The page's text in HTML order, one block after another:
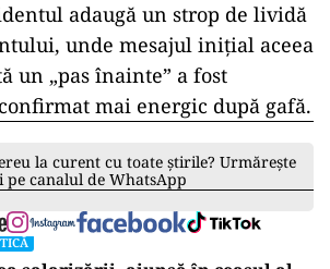
adaugă un strop de lividă
unde mesajul inițial aceea
un „pas înainte” a fost
mai energic după gafă.
la curent cu toate știrile? Urmărește
pe canalul de WhatsApp